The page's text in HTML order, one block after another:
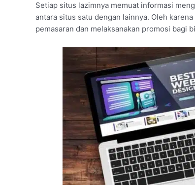
Setiap situs lazimnya memuat informasi
antara situs satu dengan lainnya. Oleh
pemasaran dan melaksanakan promosi bagi